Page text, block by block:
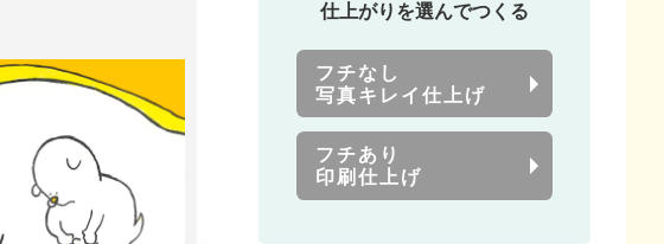
仕上がりを選んでつくる
フチなし
写真キレイ仕上げ
フチあり
印刷仕上げ